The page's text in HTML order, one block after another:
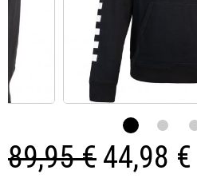
89,95 € 44,98 €